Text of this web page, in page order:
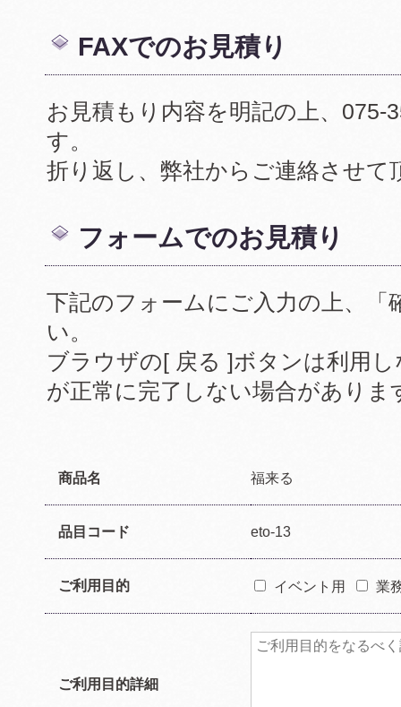
FAXでのお見積り
お見積もり内容を明記の上、075-
す。
折り返し、弊社からご連絡させて
フォームでのお見積り
下記のフォームにご入力の上、
い。
ブラウザの[ 戻る ]ボタンは利用
が正常に完了しない場合がありま
商品名 福来る
品目コード eto-13
ご利用目的 イベント用 業
ご利用目的詳細